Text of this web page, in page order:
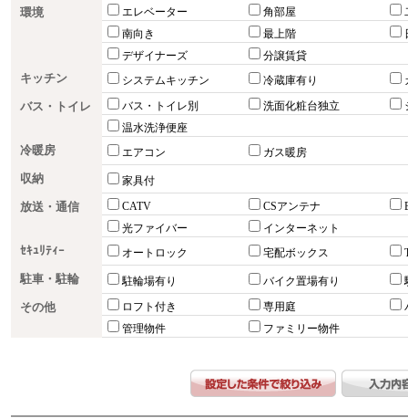
環境 エレベーター 角部屋
南向き
最上階
デザイナーズ
分譲賃貸
キッチン システムキッチン 冷蔵庫有り
バス・トイレ バス・トイレ別 洗面化粧台独立
温水洗浄便座
冷暖房 エアコン ガス暖房
収納 家具付
放送・通信 CATV CSアンテナ
光ファイバー
インターネット
ｾｷｭﾘﾃｨｰ オートロック 宅配ボックス
駐車・駐輪 駐輪場有り バイク置場有り
その他 ロフト付き 専用庭
管理物件
ファミリー物件